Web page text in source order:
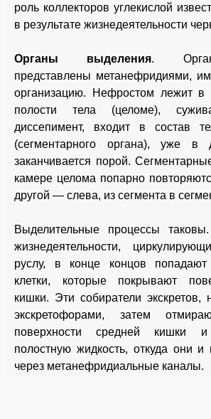
роль коллекторов углекислой
в результате жизнедеятельности
Органы выделения.
представлены метанефридиями,
организацию. Нефростом лежит в
полости тела (целоме),
диссепимент, входит в состав
(сегментарного органа), уже в
заканчивается порой.
камере целома попарно
другой — слева, из сегмента в
Выделительные процессы
жизнедеятельности,
руслу, в конце концов попадают
клетки, которые покрывают
кишки. Эти собиратели
экскретофорами, затем
поверхности средней кишки
полостную жидкость, откуда они
через метанефридиальные каналы.